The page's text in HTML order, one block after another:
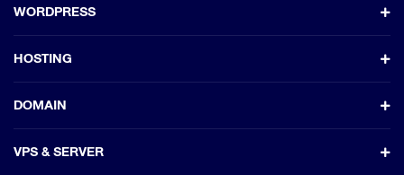
WORDPRESS
HOSTING
DOMAIN
VPS & SERVER